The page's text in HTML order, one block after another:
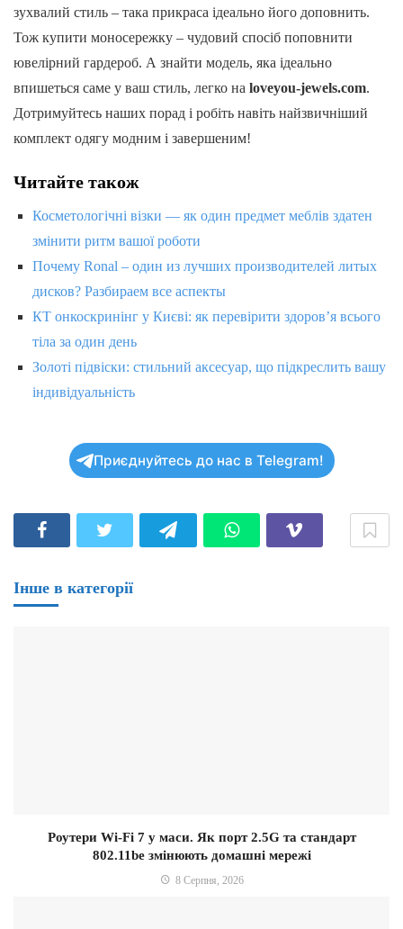
зухвалий стиль – така прикраса ідеально його доповнить.
Тож купити моносережку – чудовий спосіб поповнити
ювелірний гардероб. А знайти модель, яка ідеально
впишеться саме у ваш стиль, легко на loveyou-jewels.com.
Дотримуйтесь наших порад і робіть навіть найзвичніший
комплект одягу модним і завершеним!
Читайте також
Косметологічні візки — як один предмет меблів здатен
змінити ритм вашої роботи
Почему Ronal – один из лучших производителей литых
дисков? Разбираем все аспекты
КТ онкоскринінг у Києві: як перевірити здоров’я всього
тіла за один день
Золоті підвіски: стильний аксесуар, що підкреслить вашу
індивідуальність
Приєднуйтесь до нас в Telegram!
Інше в категорії
Роутери Wi-Fi 7 у маси. Як порт 2.5G та стандарт
802.11be змінюють домашні мережі
8 Серпня, 2026